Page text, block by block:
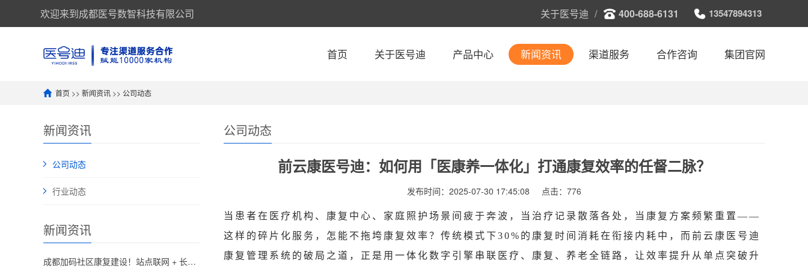
欢迎来到成都医号数智科技有限公司 关于医号迪 / 400-688-6131 13547894313
首页 关于医号迪 产品中心 新闻资讯 渠道服务 合作咨询 集团官网
首页 >> 新闻资讯 >> 公司动态
新闻资讯
公司动态
行业动态
新闻资讯
成都加码社区康复建设！站点联网 + 长护险定点，家门口享受专业康复服务
公司动态
前云康医号迪：如何用「医康养一体化」打通康复效率的任督二脉？
发布时间：2025-07-30 17:45:08 点击：776
当患者在医疗机构、康复中心、家庭照护场景间疲于奔波，当治疗记录散落各处，当康复方案频繁重置 ——
这样的碎片化服务，怎能不拖垮康复效率？传统模式下30% 的康复时间消耗在衔接内耗中，而前云康医号迪
康复管理系统的破局之道，正是用一体化数字引擎串联医疗、康复、养老全链路，让效率提升从单点突破升